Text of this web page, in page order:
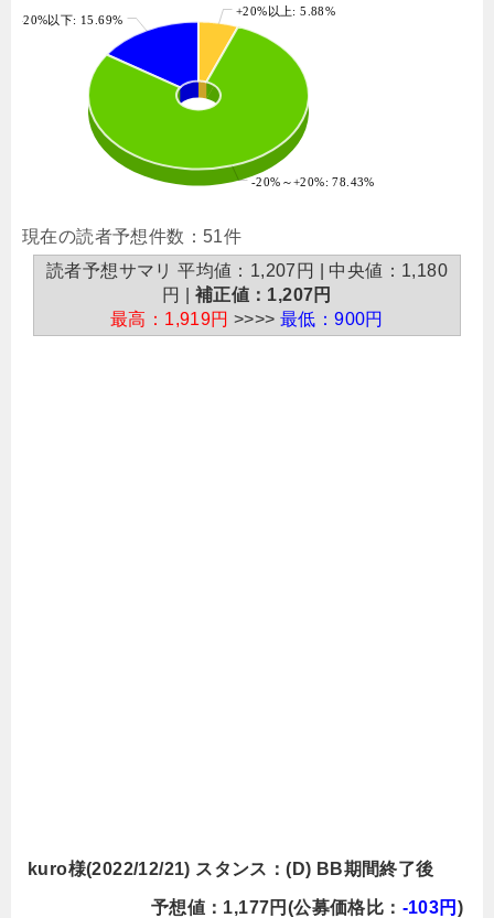
-20%以下: 15.69%
+20%以上: 5.88%
-20%～+20%: 78.43%
現在の読者予想件数：51件
読者予想サマリ 平均値：1,207円 | 中央値：1,180
円 | 補正値：1,207円
最高：1,919円 >>>>最低：900円
kuro様(2022/12/21) スタンス：(D) BB期間終了後
予想値：1,177円(公募価格比： -103円 )